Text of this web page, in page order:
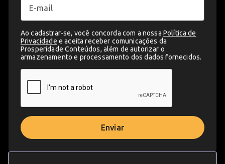
Ao cadastrar-se, você concorda com a nossa Política de
Privacidade e aceita receber comunicações da
Prosperidade Conteúdos, além de autorizar o
armazenamento e processamento dos dados fornecidos.
Enviar